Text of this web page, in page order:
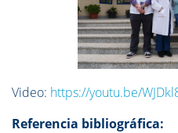
Video: https://youtu.be/
Referencia bibliográfica: